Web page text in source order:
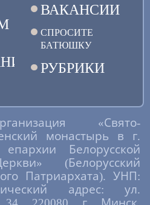
ВАКАНСИИ
СПРОСИТЕ
БАТЮШКУ
РУБРИКИ
«Свято-
монастырь в г.
Белорусской
(Белорусский
Патриархата). УНП:
адрес: ул.